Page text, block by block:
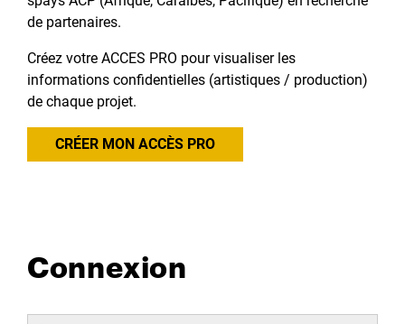
de partenaires.
Créez votre ACCES PRO pour visualiser les
informations confidentielles (artistiques / production)
de chaque projet.
CRÉER MON ACCÈS PRO
Connexion